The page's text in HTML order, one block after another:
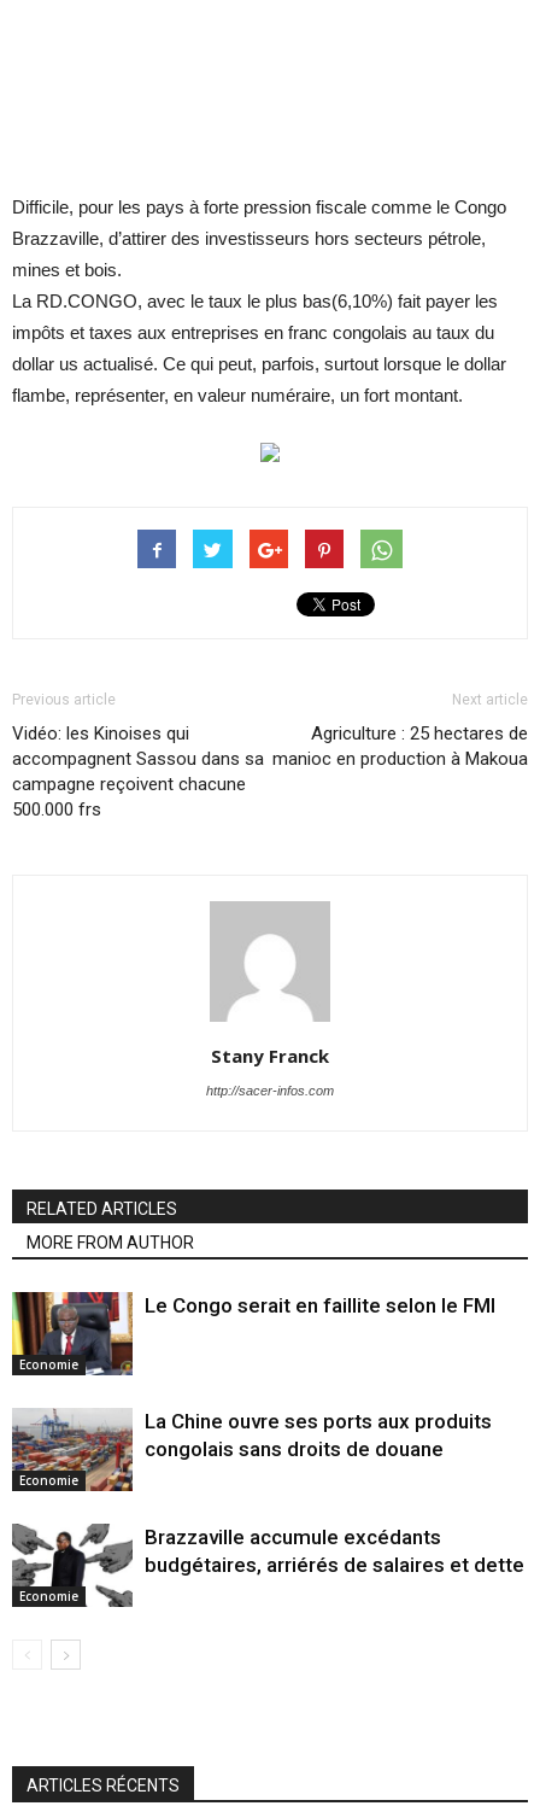
Difficile, pour les pays à forte pression fiscale comme le Congo
Brazzaville, d’attirer des investisseurs hors secteurs pétrole,
mines et bois.
La RD.CONGO, avec le taux le plus bas(6,10%) fait payer les
impôts et taxes aux entreprises en franc congolais au taux du
dollar us actualisé. Ce qui peut, parfois, surtout lorsque le dollar
flambe, représenter, en valeur numéraire, un fort montant.
Previous article
Vidéo: les Kinoises qui
accompagnent Sassou dans sa
campagne reçoivent chacune
500.000 frs
Next article
Agriculture : 25 hectares de
manioc en production à Makoua
Stany Franck
http://sacer-infos.com
RELATED ARTICLES
MORE FROM AUTHOR
Economie
Le Congo serait en faillite selon le FMI
Economie
La Chine ouvre ses ports aux produits
congolais sans droits de douane
Economie
Brazzaville accumule excédants
budgétaires, arriérés de salaires et dette
ARTICLES RÉCENTS